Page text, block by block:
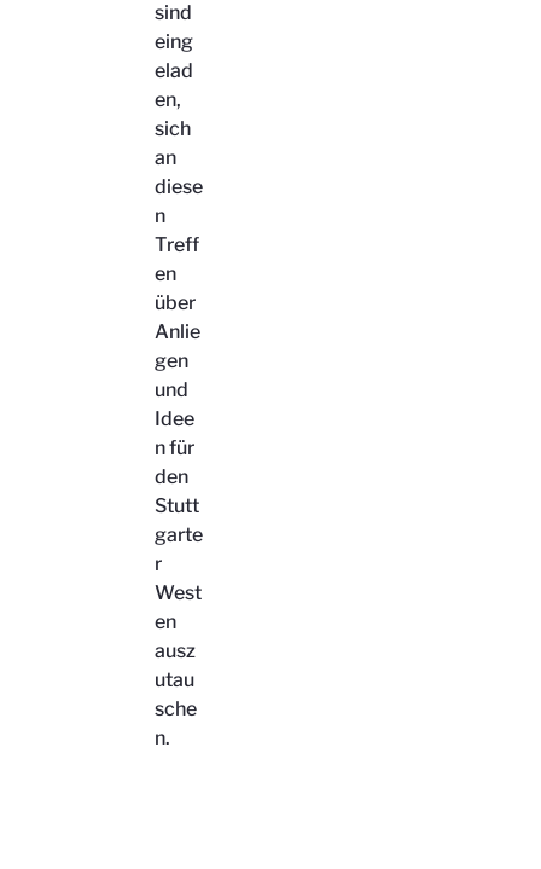
sind
eing
elad
en,
sich
an
diese
n
Treff
en
über
Anlie
gen
und
Idee
n für
den
Stutt
garte
r
West
en
ausz
utau
sche
n.